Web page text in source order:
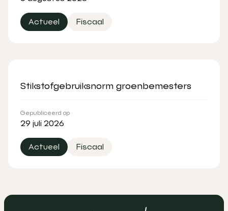
Actueel Fiscaal
Stikstofgebruiksnorm groenbemesters
Gepubliceerd op
29 juli 2026
Actueel Fiscaal